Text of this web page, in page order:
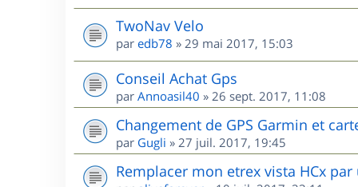
TwoNav Velo
par edb78 » 29 mai 2017, 15:03
Conseil Achat Gps
par Annoasil40 » 26 sept. 2017, 11:08
Changement de GPS Garmin et
par Gugli » 27 juil. 2017, 19:45
Remplacer mon etrex vista HCx